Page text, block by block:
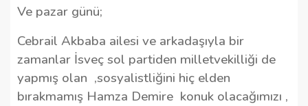
Ve pazar günü;
Cebrail Akbaba ailesi ve arkadaşıyla bir
zamanlar İsveç sol partiden milletvekilliği de
yapmış olan ,sosyalistliğini hiç elden
bırakmamış Hamza Demire konuk olacağımızı ,